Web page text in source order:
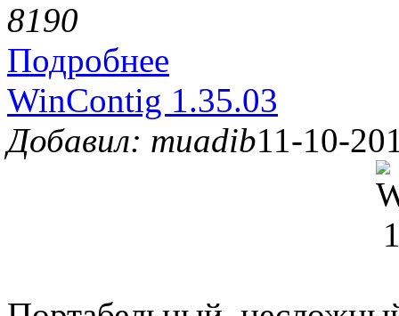
8190
Подробнее
WinContig 1.35.03
Добавил: muadib11-10-